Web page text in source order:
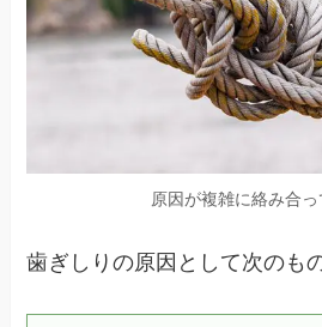
原因が複雑に絡み合
歯ぎしりの原因として次のも